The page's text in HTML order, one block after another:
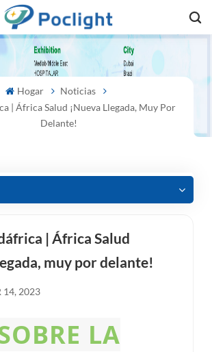
Hogar
Noticias
| África Salud ¡Nueva Llegada, Muy Por
Delante!
| África Salud
muy por delante!
14, 2023
LA